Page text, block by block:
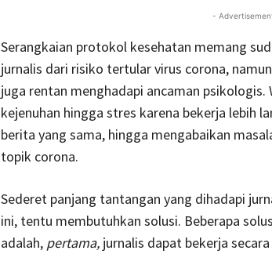
-
Serangkaian protokol kesehatan memang
jurnalis dari risiko tertular virus corona,
juga rentan menghadapi ancaman
kejenuhan hingga stres karena bekerja lebih
berita yang sama, hingga mengabaikan
topik corona.
Sederet panjang tantangan yang dihadapi
ini, tentu membutuhkan solusi. Beberapa
adalah, pertama, jurnalis dapat bekerja